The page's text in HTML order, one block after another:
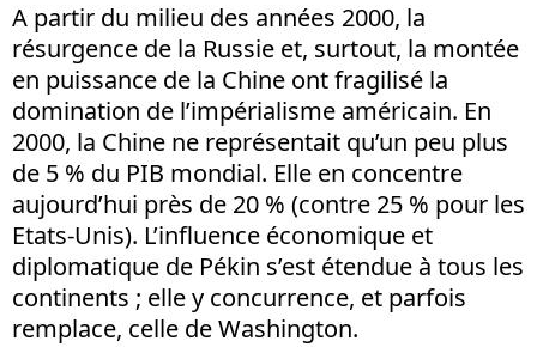
A partir du milieu des années 2000, la
résurgence de la Russie et, surtout, la montée
en puissance de la Chine ont fragilisé la
domination de l’impérialisme américain. En
2000, la Chine ne représentait qu’un peu plus
de 5 % du PIB mondial. Elle en concentre
aujourd’hui près de 20 % (contre 25 % pour les
Etats-Unis). L’influence économique et
diplomatique de Pékin s’est étendue à tous les
continents ; elle y concurrence, et parfois
remplace, celle de Washington.